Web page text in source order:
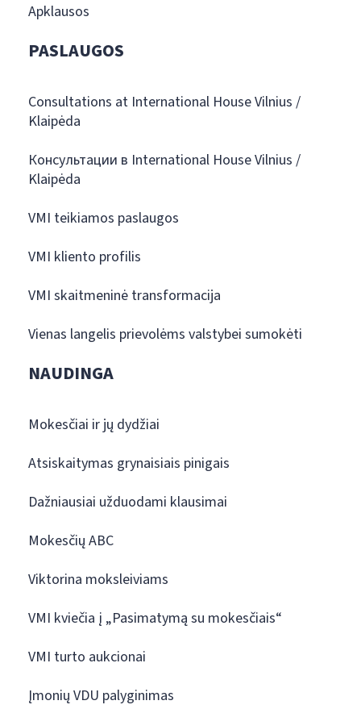
Apklausos
PASLAUGOS
Consultations at International House Vilnius /
Klaipėda
Консультации в International House Vilnius /
Klaipėda
VMI teikiamos paslaugos
VMI kliento profilis
VMI skaitmeninė transformacija
Vienas langelis prievolėms valstybei sumokėti
NAUDINGA
Mokesčiai ir jų dydžiai
Atsiskaitymas grynaisiais pinigais
Dažniausiai užduodami klausimai
Mokesčių ABC
Viktorina moksleiviams
VMI kviečia į „Pasimatymą su mokesčiais“
VMI turto aukcionai
Įmonių VDU palyginimas